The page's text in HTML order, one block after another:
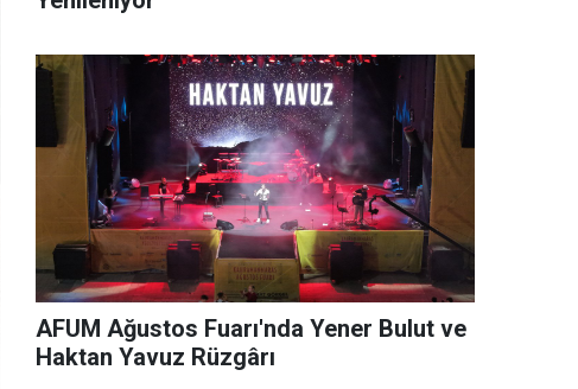
AFUM Ağustos Fuarı'nda Yener Bulut ve
Haktan Yavuz Rüzgârı